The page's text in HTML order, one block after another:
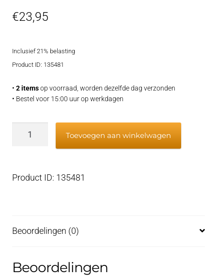
€23,95
Inclusief 21% belasting
Product ID: 135481
• 2 itemsop voorraad, worden dezelfde dag verzonden
• Bestel voor 15:00 uur op werkdagen
D6500,
Toevoegen aan winkelwagen
Product ID: 135481
Beoordelingen (0)
Beoordelingen